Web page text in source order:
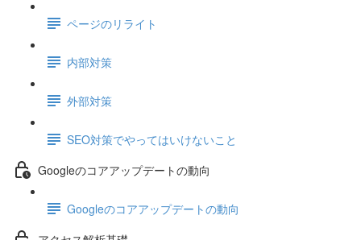
ページのリライト
内部対策
外部対策
SEO対策でやってはいけないこと
Googleのコアアップデートの動向
Googleのコアアップデートの動向